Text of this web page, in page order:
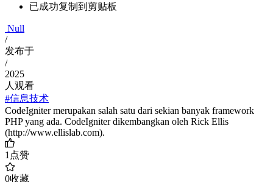
已成功复制到剪贴板
Null
/
发布于
/
2025
人观看
#信息技术
CodeIgniter merupakan salah satu dari sekian banyak framework
PHP yang ada. CodeIgniter dikembangkan oleh Rick Ellis
(http://www.ellislab.com).
1点赞
0收藏